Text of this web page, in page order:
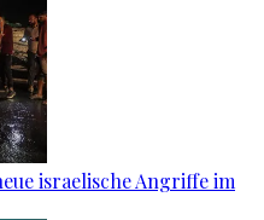
israelische Angriffe im